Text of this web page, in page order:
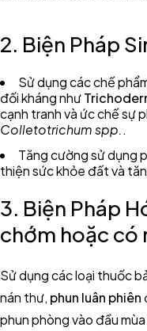
2. Biện Pháp
Sử dụng các chế
đối kháng như
cạnh tranh và ức chế sự
Colletotrichum spp..
Tăng cường sử dụng
thiện sức khỏe đất và
3. Biện Pháp
chớm hoặc có
Sử dụng các loại thuốc
nán thư, phun luân phiên
phun phòng vào đầu